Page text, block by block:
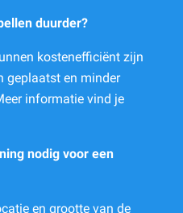
duurder?
kostenefficiënt zijn
geplaatst en minder
informatie vind je
nodig voor een
en grootte van de